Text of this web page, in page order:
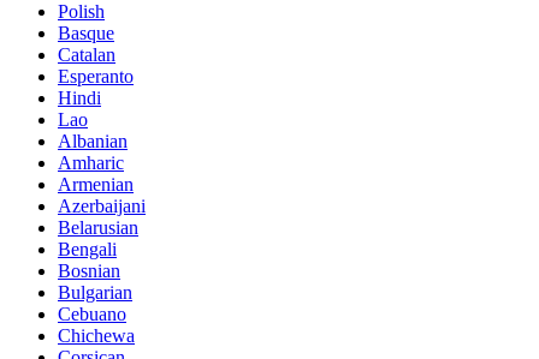
Polish
Basque
Catalan
Esperanto
Hindi
Lao
Albanian
Amharic
Armenian
Azerbaijani
Belarusian
Bengali
Bosnian
Bulgarian
Cebuano
Chichewa